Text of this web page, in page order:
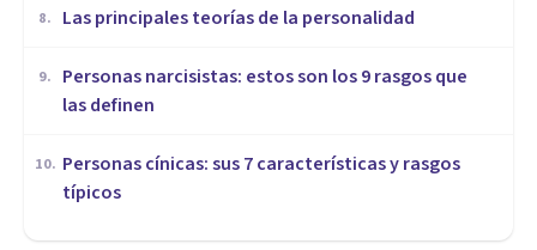
8. Las principales teorías de la personalidad
9.
Personas narcisistas: estos son los 9 rasgos que
las definen
10. Personas cínicas: sus 7 características y rasgos
típicos